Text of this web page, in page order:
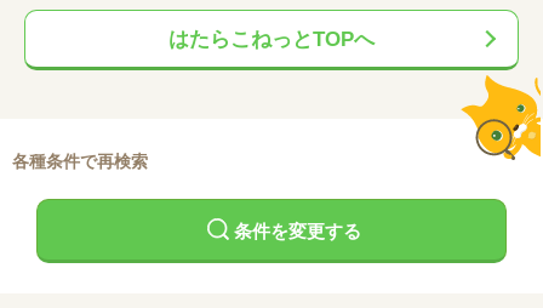
はたらこねっとTOPへ
各種条件で再検索
条件を変更する